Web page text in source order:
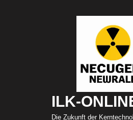
ILK-
Die Zukunft der